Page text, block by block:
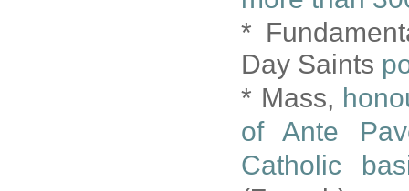
*
Day Saints
* Mass,
of Ante
Catholic